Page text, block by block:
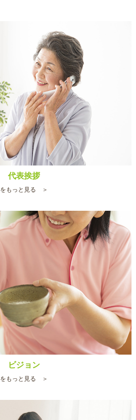
代表挨拶
をもっと見る ＞
ビジョン
をもっと見る ＞